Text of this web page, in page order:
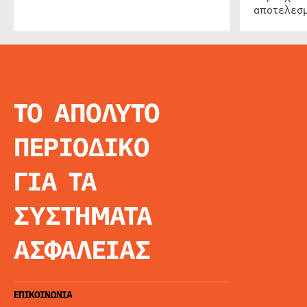
ΤΟ ΑΠΟΛΥΤΟ
ΠΕΡΙΟΔΙΚΟ
ΓΙΑ ΤΑ
ΣΥΣΤΗΜΑΤΑ
ΑΣΦΑΛΕΙΑΣ
ΕΠΙΚΟΙΝΩΝΙΑ